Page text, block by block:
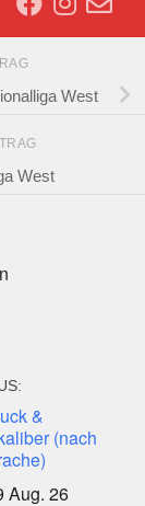
West
West
&
(nach
Aug. 26